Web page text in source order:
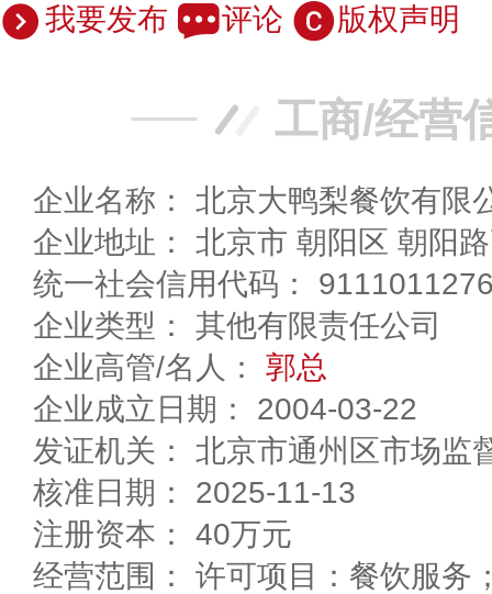
我要发布
评论 版权声明
工商/经营
企业名称： 北京大鸭梨餐饮有限
企业地址： 北京市 朝阳区
统一社会信用代码：
企业类型： 其他有限责任公司
企业高管/名人： 郭总
企业成立日期： 2004-03-22
发证机关： 北京市通州区市场监
核准日期： 2025-11-13
注册资本： 40万元
经营范围： 许可项目：餐饮服务